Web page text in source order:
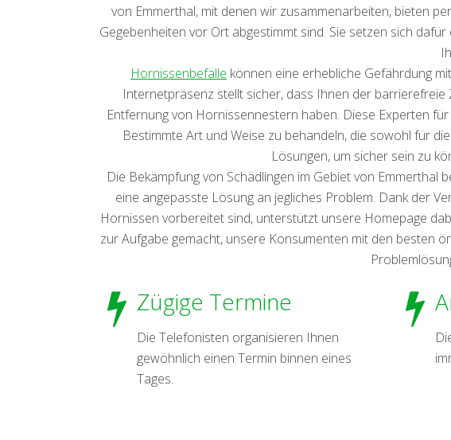
von Emmerthal, mit denen wir zusammenarbeiten, bieten
Gegebenheiten vor Ort abgestimmt sind. Sie setzen sich
Hornissenbefälle können eine erhebliche Gefährdung
Internetpräsenz stellt sicher, dass Ihnen der
Entfernung von Hornissennestern haben. Diese Experten
Bestimmte Art und Weise zu behandeln, die sowohl für
Lösungen, um sicher sein zu
Die Bekämpfung von Schädlingen im Gebiet von
eine angepasste Lösung an jegliches Problem. Dank der
Hornissen vorbereitet sind, unterstützt unsere Homepage
zur Aufgabe gemacht, unsere Konsumenten mit den besten
Zügige Termine
Die Telefonisten organisieren Ihnen
gewöhnlich einen Termin binnen eines
Tages.